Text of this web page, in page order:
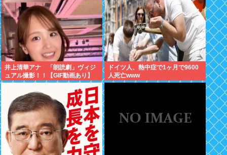
井上清華アナ 「朗読劇」ヴィジ
ュアル撮影！！【GIF動画あり】
ドイツ人、熱中症で1ヶ月で9600
人死亡www